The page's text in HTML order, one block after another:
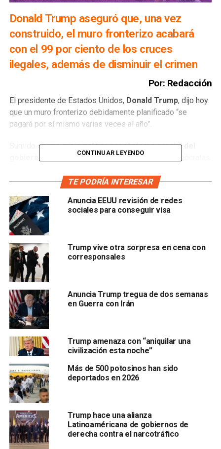
Donald Trump aseguró que, una vez
construido, el muro fronterizo acabará
con el 99 por ciento de los cruces
ilegales, además de disminuir el crimen
Por: Redacción
El presidente de Estados Unidos, Donald Trump, dijo hoy
que un muro fronterizo debidamente planificado “se
pagará por sí mismo varias veces al año”.
Sumido en una crisis política por elcierre parcial del
a causa del rechazo de los demócratas
con México, el presidente de Estados Unidos se mantiene
“La única razón por la que ellos (los demócratas) no
quieren construir el muro es que los muros funcionan.
por ciento de los cruces ilegales terminarán, así
como el crimen en nuestro país disminuirá y
ahorraremos millones de dólares
al año”, comentó Trump en Twitter.
Cabe recordar que la Administración gubernamental está
parcialmente cerrada desde el 22 de diciembre mientras
lasnegociaciones entre republicanos y demócratas
en el Congreso se mantienen estancadas por la
financiación del muro.
CONTINUAR LEYENDO
TE PODRÍA INTERESAR
Anuncia EEUU revisión de redes
sociales para conseguir visa
Trump vive otra sorpresa en cena con
corresponsales
Anuncia Trump tregua de dos semanas
en Guerra con Irán
Trump amenaza con “aniquilar una
civilización esta noche”
Más de 500 potosinos han sido
deportados en 2026
Trump hace una alianza
Latinoaméricana de gobiernos de
derecha contra el narcotráfico